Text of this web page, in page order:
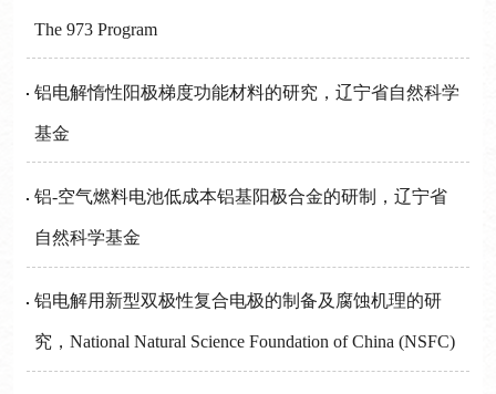
The 973 Program
铝电解惰性阳极梯度功能材料的研究，辽宁省自然科学
基金
铝-空气燃料电池低成本铝基阳极合金的研制，辽宁省
自然科学基金
铝电解用新型双极性复合电极的制备及腐蚀机理的研
究，National Natural Science Foundation of China (NSFC)